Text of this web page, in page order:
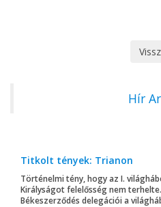
Hír
Titkolt tények: Trianon
Történelmi tény, hogy az I.
Királyságot felelősség nem
Békeszerződés delegációi a